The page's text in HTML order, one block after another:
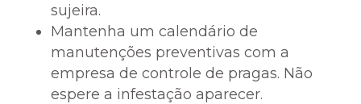
sujeira.
Mantenha um calendário de
manutenções preventivas com a
empresa de controle de pragas. Não
espere a infestação aparecer.